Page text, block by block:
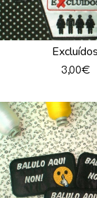
Excluídos
3,00€